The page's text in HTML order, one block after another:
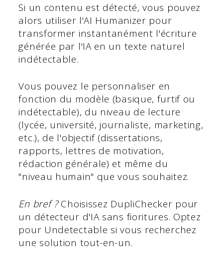
Si un contenu est détecté, vous pouvez
alors utiliser l'AI Humanizer pour
transformer instantanément l'écriture
générée par l'IA en un texte naturel
indétectable.
Vous pouvez le personnaliser en
fonction du modèle (basique, furtif ou
indétectable), du niveau de lecture
(lycée, université, journaliste, marketing,
etc.), de l'objectif (dissertations,
rapports, lettres de motivation,
rédaction générale) et même du
"niveau humain" que vous souhaitez.
En bref ?Choisissez DupliChecker pour
un détecteur d'IA sans fioritures. Optez
pour Undetectable si vous recherchez
une solution tout-en-un.